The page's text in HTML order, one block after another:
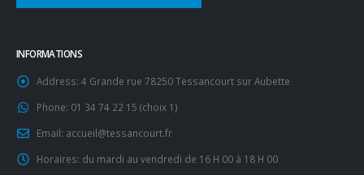
INFORMATIONS
Address: 4 Grande rue 78250 Tessancourt sur Aubette
Phone: 01 34 74 22 15 (choix 1)
Email: accueil@tessancourt.fr
Horaires: du mardi au vendredi de 16 H 00 à 18 H 00